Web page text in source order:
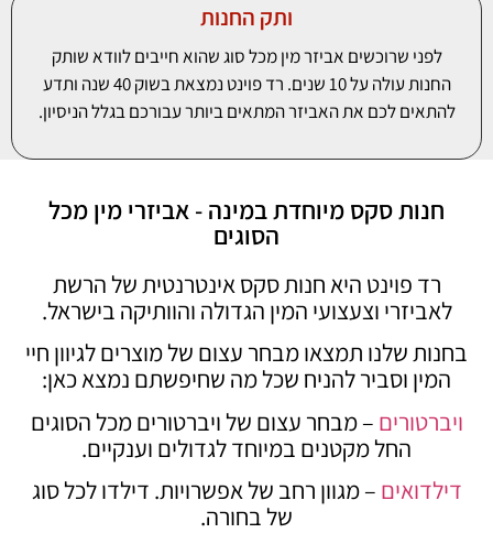
ותק החנות
לפני שרוכשים אביזר מין מכל סוג שהוא חייבים לוודא שותק
החנות עולה על 10 שנים. רד פוינט נמצאת בשוק 40 שנה ותדע
להתאים לכם את האביזר המתאים ביותר עבורכם בגלל הניסיון.
חנות סקס מיוחדת במינה - אביזרי מין מכל
הסוגים
רד פוינט היא חנות סקס אינטרנטית של הרשת
לאביזרי וצעצועי המין הגדולה והוותיקה בישראל.
בחנות שלנו תמצאו מבחר עצום של מוצרים לגיוון חיי
המין וסביר להניח שכל מה שחיפשתם נמצא כאן:
ויברטורים – מבחר עצום של ויברטורים מכל הסוגים
החל מקטנים במיוחד לגדולים וענקיים.
דילדואים – מגוון רחב של אפשרויות. דילדו לכל סוג
של בחורה.